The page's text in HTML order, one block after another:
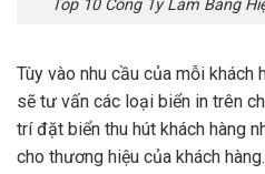
Top 10 Công Ty Làm Bảng
Tùy vào nhu cầu của mỗi khách
sẽ tư vấn các loại biển in trên
trí đặt biển thu hút khách hàng
cho thương hiệu của khách hàng.